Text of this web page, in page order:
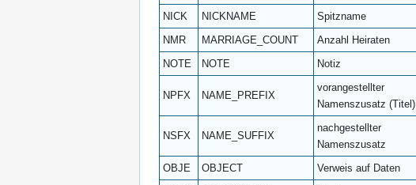
NICK
NICKNAME Spitzname
NMR
MARRIAGE_COUNT Anzahl Heiraten
NOTE
NOTE Notiz
NPFX NAME_PREFIX
vorangestellter
Namenszusatz (Titel)
NSFX NAME_SUFFIX
nachgestellter
Namenszusatz
OBJE OBJECT Verweis auf Daten